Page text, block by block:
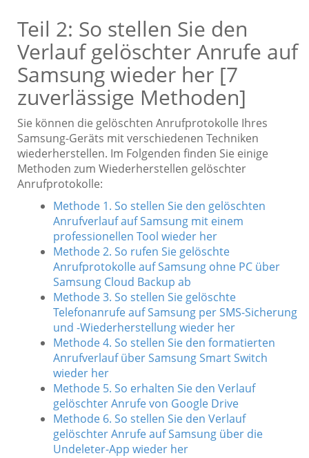
Teil 2: So stellen Sie den
Verlauf gelöschter Anrufe auf
Samsung wieder her [7
zuverlässige Methoden]
Sie können die gelöschten Anrufprotokolle Ihres
Samsung-Geräts mit verschiedenen Techniken
wiederherstellen. Im Folgenden finden Sie einige
Methoden zum Wiederherstellen gelöschter
Anrufprotokolle:
Methode 1. So stellen Sie den gelöschten
Anrufverlauf auf Samsung mit einem
professionellen Tool wieder her
Methode 2. So rufen Sie gelöschte
Anrufprotokolle auf Samsung ohne PC über
Samsung Cloud Backup ab
Methode 3. So stellen Sie gelöschte
Telefonanrufe auf Samsung per SMS-Sicherung
und -Wiederherstellung wieder her
Methode 4. So stellen Sie den formatierten
Anrufverlauf über Samsung Smart Switch
wieder her
Methode 5. So erhalten Sie den Verlauf
gelöschter Anrufe von Google Drive
Methode 6. So stellen Sie den Verlauf
gelöschter Anrufe auf Samsung über die
Undeleter-App wieder her